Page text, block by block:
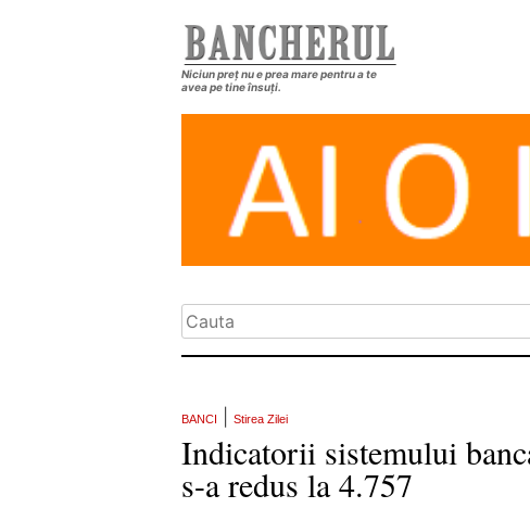
Niciun preț nu e prea mare pentru a te
avea pe tine însuți.
BANCI Stirea Zilei
Indicatorii sistemului
s-a redus la 4.757